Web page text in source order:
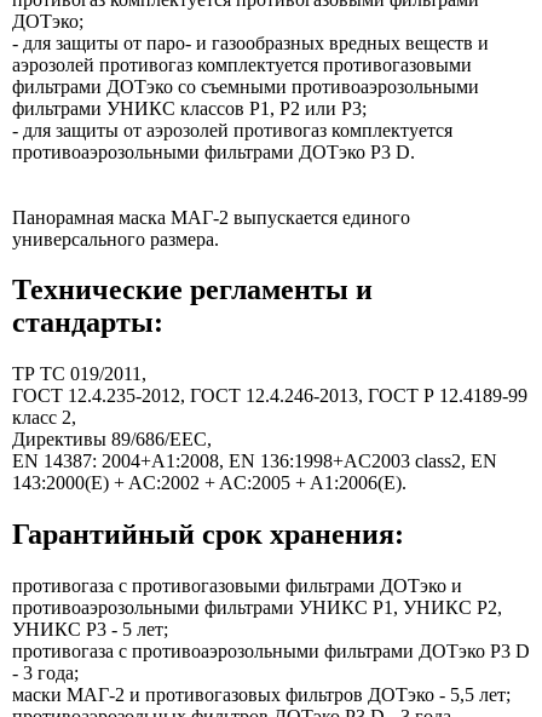
ДОТэко;
- для защиты от паро- и газообразных вредных веществ и
аэрозолей противогаз комплектуется противогазовыми
фильтрами ДОТэко со съемными противоаэрозольными
фильтрами УНИКС классов Р1, Р2 или Р3;
- для защиты от аэрозолей противогаз комплектуется
противоаэрозольными фильтрами ДОТэко P3 D.
Панорамная маска МАГ-2 выпускается единого
универсального размера.
Технические регламенты и
стандарты:
ТР ТС 019/2011,
ГОСТ 12.4.235-2012, ГОСТ 12.4.246-2013, ГОСТ Р 12.4189-99
класс 2,
Директивы 89/686/EEC,
EN 14387: 2004+А1:2008, EN 136:1998+AC2003 class2, EN
143:2000(E) + AC:2002 + AC:2005 + A1:2006(E).
Гарантийный срок хранения:
противогаза с противогазовыми фильтрами ДОТэко и
противоаэрозольными фильтрами УНИКС Р1, УНИКС Р2,
УНИКС Р3 - 5 лет;
противогаза с противоаэрозольными фильтрами ДОТэко P3 D
- 3 года;
маски МАГ-2 и противогазовых фильтров ДОТэко - 5,5 лет;